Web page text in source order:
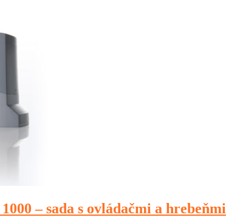
– sada s ovládačmi a hrebeňmi